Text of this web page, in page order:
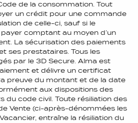
de la consommation. Tout
un crédit pour une commande
de celle-ci, sauf si le
comptant au moyen d’un
La sécurisation des paiements
ses prestataires. Tous les
par le 3D Secure. Alma est
et délivre un certificat
preuve du montant et de la date
aux dispositions des
du code civil. Toute résiliation des
Vente (ci-après-dénommées les
entraîne la résiliation du